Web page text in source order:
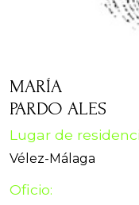
MARÍA
PARDO ALES
Lugar de
Vélez-Málaga
Oficio: